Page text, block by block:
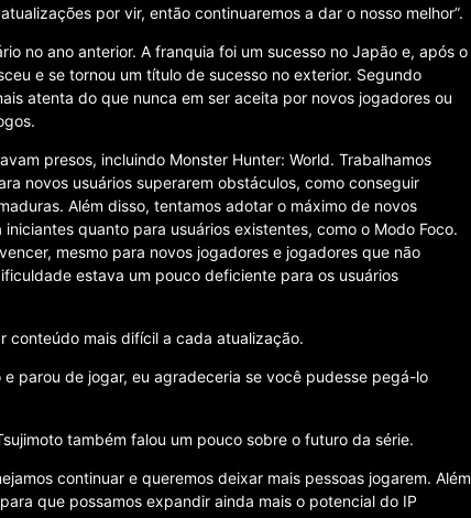
por vir, então continuaremos a dar o nosso melhor”.
no ano anterior. A franquia foi um sucesso no Japão e, após o
e se tornou um título de sucesso no exterior. Segundo
atenta do que nunca em ser aceita por novos jogadores ou
presos, incluindo Monster Hunter: World. Trabalhamos
novos usuários superarem obstáculos, como conseguir
Além disso, tentamos adotar o máximo de novos
quanto para usuários existentes, como o Modo Foco.
mesmo para novos jogadores e jogadores que não
estava um pouco deficiente para os usuários
conteúdo mais difícil a cada atualização.
parou de jogar, eu agradeceria se você pudesse pegá-lo
também falou um pouco sobre o futuro da série.
continuar e queremos deixar mais pessoas jogarem. Além
que possamos expandir ainda mais o potencial do IP